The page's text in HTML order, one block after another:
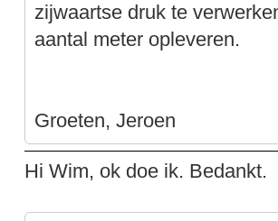
zijwaartse druk te
aantal meter opleveren.
Groeten, Jeroen
Hi Wim, ok doe ik. Bedankt.